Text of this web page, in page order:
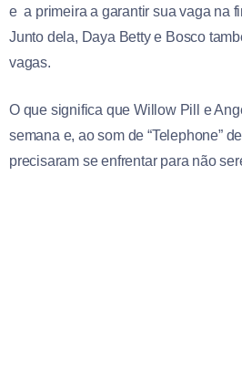
e a primeira a garantir sua vaga na
Junto dela, Daya Betty e Bosco
vagas.
O que significa que Willow Pill e
semana e, ao som de “Telephone”
precisaram se enfrentar para não